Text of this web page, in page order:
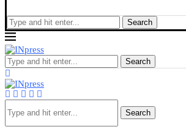
Search
Search
Search